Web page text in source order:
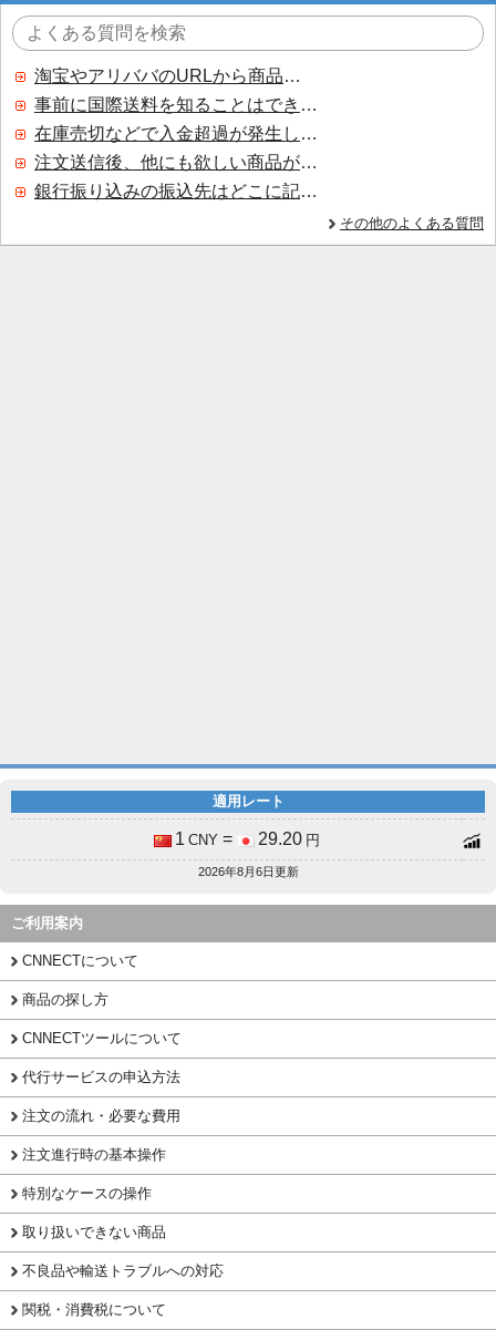
淘宝やアリババのURLから商品を探すことはできますか？
事前に国際送料を知ることはできますか？
在庫売切などで入金超過が発生した場合はいつ返金されますか？
注文送信後、他にも欲しい商品が見つかった場合、追加注文できますか？
銀行振り込みの振込先はどこに記載されていますか？
その他のよくある質問
適用レート
1 CNY = 29.20 円
2026年8月6日更新
ご利用案内
CNNECTについて
商品の探し方
CNNECTツールについて
代行サービスの申込方法
注文の流れ・必要な費用
注文進行時の基本操作
特別なケースの操作
取り扱いできない商品
不良品や輸送トラブルへの対応
関税・消費税について